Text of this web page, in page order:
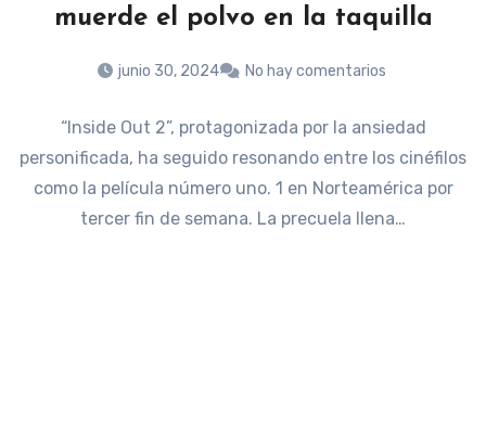
muerde el polvo en la taquilla
junio 30, 2024 No hay comentarios
“Inside Out 2”, protagonizada por la ansiedad
personificada, ha seguido resonando entre los cinéfilos
como la película número uno. 1 en Norteamérica por
tercer fin de semana. La precuela llena…